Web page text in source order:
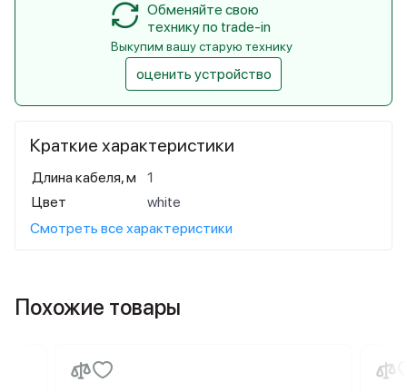
Краткие характеристики
Длина кабеля, м
1
Цвет
white
Смотреть все характеристики
Обменяйте свою
технику по trade-in
Выкупим вашу старую технику
оценить устройство
Похожие товары